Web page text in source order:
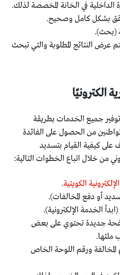
الداخلية في الخانة المخصصة لذلك.
بشكل كامل وصحيح.
(بحث).
عرض النتائج المطلوبة والتي تبحث
الكترونيًا
جميع الخدمات بطريقة
من الحصول على الفائدة
على كيفية القيام بتسديد
من خلال اتباع الخطوات التالية:
الكويتية.
أو دفع المخالفات).
الخدمة الإلكترونية).
جديدة تحتوي على بعض
ملئها.
المخالفة ورقم اللوحة الخاص